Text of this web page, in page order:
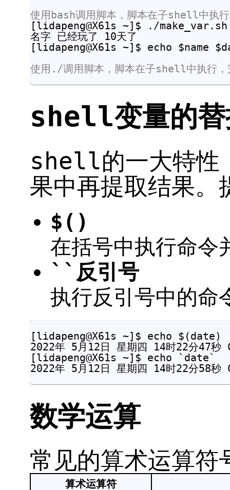
使用bash调用脚本，脚本在子shell中执
[lidapeng@X61s ~]$ ./make_var.sh
名字 已经玩了 10天了
[lidapeng@X61s ~]$ echo $name
使用./调用脚本，脚本在子shell中执行
shell变量的替
shell的一大特性
果中再提取结果。
$()
在括号中执行命令
``反引号
执行反引号中的命
[lidapeng@X61s ~]$ echo $(date)
2022年 5月12日 星期四 14时22分47秒
[lidapeng@X61s ~]$ echo `date`
数学运算
常见的算术运算符
算术运算符